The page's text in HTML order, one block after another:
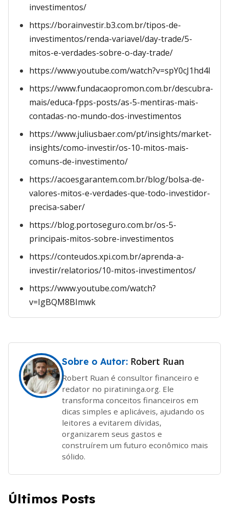
investimentos/
https://borainvestir.b3.com.br/tipos-de-
investimentos/renda-variavel/day-trade/5-
mitos-e-verdades-sobre-o-day-trade/
https://www.youtube.com/watch?v=spY0cJ1hd4I
https://www.fundacaopromon.com.br/descubra-
mais/educa-fpps-posts/as-5-mentiras-mais-
contadas-no-mundo-dos-investimentos
https://www.juliusbaer.com/pt/insights/market-
insights/como-investir/os-10-mitos-mais-
comuns-de-investimento/
https://acoesgarantem.com.br/blog/bolsa-de-
valores-mitos-e-verdades-que-todo-investidor-
precisa-saber/
https://blog.portoseguro.com.br/os-5-
principais-mitos-sobre-investimentos
https://conteudos.xpi.com.br/aprenda-a-
investir/relatorios/10-mitos-investimentos/
https://www.youtube.com/watch?
v=IgBQM8BImwk
Sobre o Autor: Robert Ruan
Robert Ruan é consultor financeiro e
redator no piratininga.org. Ele
transforma conceitos financeiros em
dicas simples e aplicáveis, ajudando os
leitores a evitarem dívidas,
organizarem seus gastos e
construírem um futuro econômico mais
sólido.
Últimos Posts